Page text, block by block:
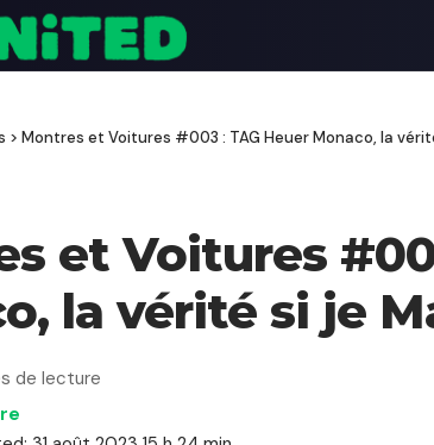
> Montres et Voitures #003 : TAG Heuer Monaco, la
et Voitures
la vérité si je
de lecture